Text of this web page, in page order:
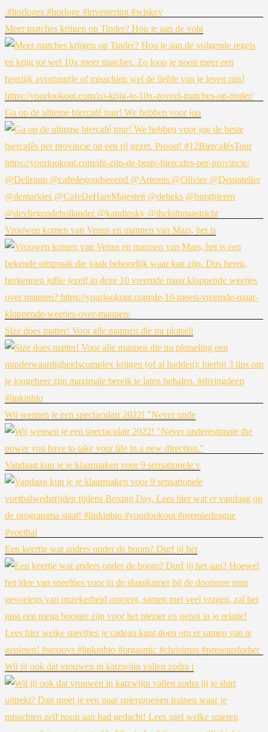
Meer matches krijgen op Tinder? Hou je aan de volg
Ga op de ultieme biercafé tour! We hebben voor jou
Vrouwen komen van Venus en mannen van Mars, het is
Size does matter! Voor alle mannen die nu plotseli
Wij wensen je een spectaculair 2022! "Never unde
Vandaag kun je je klaarmaken voor 9 sensationele v
Een keertje wat anders onder de boom? Durf jij het
Wil jij ook dat vrouwen in katzwijm vallen zodra j